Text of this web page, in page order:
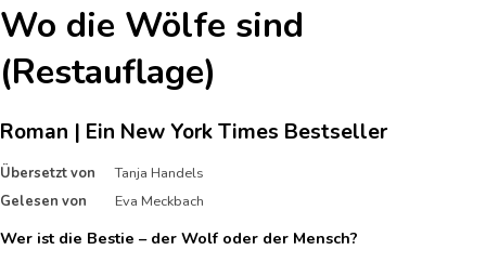
Wo die Wölfe sind
(Restauflage)
Roman | Ein New York Times Bestseller
Übersetzt von
Tanja Handels
Gelesen von
Eva Meckbach
Wer ist die Bestie – der Wolf oder der Mensch?